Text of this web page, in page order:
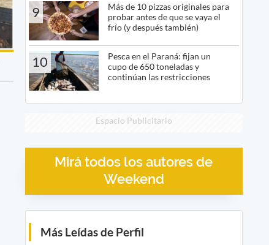
9
Más de 10 pizzas originales para
probar antes de que se vaya el
frío (y después también)
10
Pesca en el Paraná: fijan un
cupo de 650 toneladas y
continúan las restricciones
Espacio Publicitario
Mirá todos los autores de
Weekend
Más Leídas de Perfil